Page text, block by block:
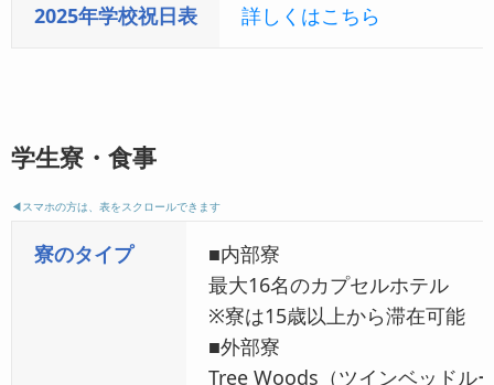
2025年学校祝日表 詳しくはこちら
学生寮・食事
◀︎スマホの方は、表をスクロールできます
寮のタイプ
■内部寮
最大16名のカプセルホテル
※寮は15歳以上から滞在可能
■外部寮
Tree Woods（ツインベッドル